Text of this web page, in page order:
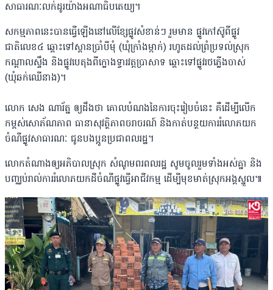
សាធារណៈលក់ដូរយ៉ាងអណាធិបតេយ្យ។
សកម្មភាពនេះបានធ្វើឡើងនៅលើខ្សែផ្លូវសំខាន់ៗ រួមមាន ផ្លូវកៅស៊ូពីផ្លូវ
ជាតិលេខ៤ ឆ្ពោះទៅស្ពានប្រាំបីមុំ (ឃុំក្រាំងម្កាក់) រហូតដល់ព្រំប្រទល់ស្រុក
កណ្តាលស្ទឹង និងផ្លូវបេតុងពីក្លោងទ្វារវត្តប្រាសាទ ឆ្ពោះទៅផ្លូវរថភ្លើងចាស់
(ឃុំឆក់ឈើនាង)។
លោក សេង ណារ័ត្ន ឲ្យដឹងថា គោលបំណងនៃការចុះរៀបចំនេះ គឺដើម្បីលើក
កម្ពស់សោភ័ណភាព ធានាសុវត្ថិភាពចរាចរណ៍ និងកាត់បន្ថយការរំលោភយក
ចំណីផ្លូវសាធារណៈ ជូនបងប្អូនប្រជាពលរដ្ឋ។
លោកតំណាងឲ្យអភិបាលស្រុក សំណូមពរពលរដ្ឋ សូមចូលរួមទាំងអស់គ្នា និង
បញ្ឈប់រាល់ការរំលោភយកដីចំណីផ្លូវធ្វើអាជីវកម្ម ដើម្បីមុខមាត់ស្រុកអង្គស្នួល៕